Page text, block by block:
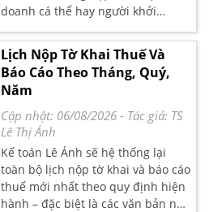
nhận diện những tình huống
doanh nghiệp hay mắc phải, hậu
quả pháp lý đi kèm và giải pháp để
phòng ngừa rủi ro hiệu quả.
doanh cá thể hay người khởi
nghiệp băn khoăn khi muốn tiết
kiệm chi phí nhưng vẫn phải đảm
bảo tuân thủ pháp luật thuế. Với
sự hỗ trợ của phần mềm kế toán
và nhiều hướng dẫn trên mạng,
việc “tự làm” tưởng chừng đơn
giản nhưng thực tế lại tiềm ẩn rất
nhiều rủi ro pháp lý nếu không
nắm vững nghiệp vụ.
Lịch Nộp Tờ Khai Thuế Và
Báo Cáo Theo Tháng, Quý,
Năm
Cập nhật: 06/08/2026 - Tác giả: TS
Lê Thị Ánh
Kế toán Lê Ánh sẽ hệ thống lại
toàn bộ lịch nộp tờ khai và báo cáo
thuế mới nhất theo quy định hiện
hành – đặc biệt là các văn bản như